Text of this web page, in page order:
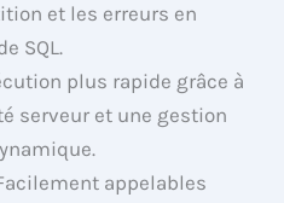
et les erreurs en
SQL.
plus rapide grâce à
serveur et une gestion
appelables